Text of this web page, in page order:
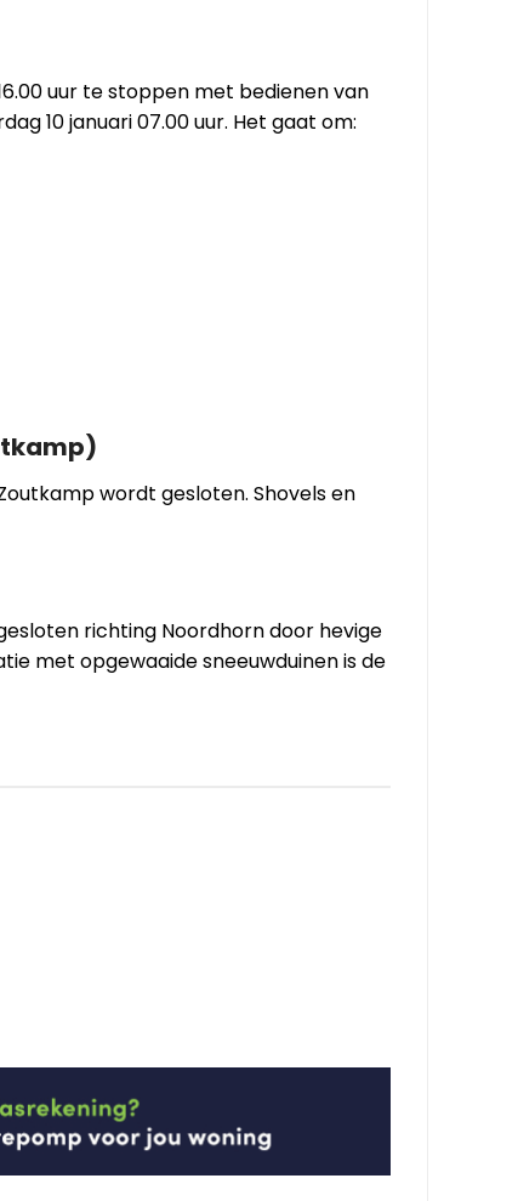
uur te stoppen met bedienen van
10 januari 07.00 uur. Het gaat om:
wordt gesloten. Shovels en
richting Noordhorn door hevige
met opgewaaide sneeuwduinen is de